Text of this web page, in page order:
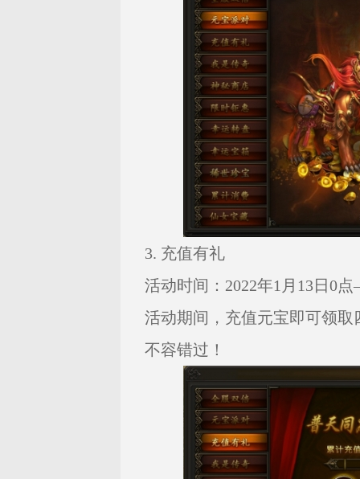
3. 充值有礼
活动时间：2022年1月13日0
活动期间，充值元宝即可领
不容错过！